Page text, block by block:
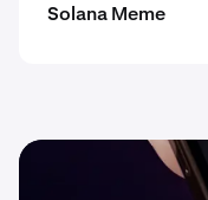
Solana Meme